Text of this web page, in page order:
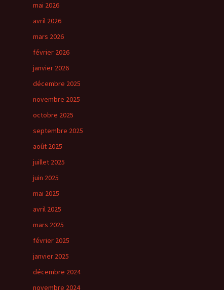
mai 2026
avril 2026
mars 2026
février 2026
janvier 2026
décembre 2025
novembre 2025
octobre 2025
septembre 2025
août 2025
juillet 2025
juin 2025
mai 2025
avril 2025
mars 2025
février 2025
janvier 2025
décembre 2024
novembre 2024